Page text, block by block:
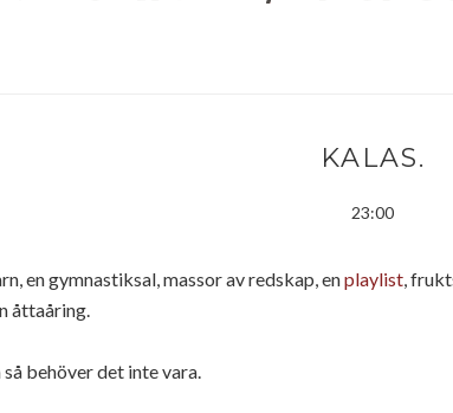
KALAS.
23:00
en gymnastiksal, massor av redskap, enplaylist,
åttaåring.
så behöver det inte vara.